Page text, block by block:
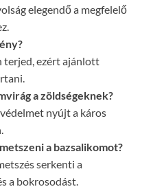
elegendő a megfelelő
terjed, ezért ajánlott
a zöldségeknek?
nyújt a káros
a bazsalikomot?
serkenti a
a bokrosodást.